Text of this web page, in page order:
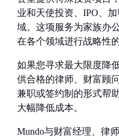
业和天使投资、 IPO 、
域。这项服务为家族办
在各个领域进行战略性
如果您寻求最大限度降
供合格的律师、财富顾
兼职或签约制的形式帮
大幅降低成本。
Mundo与财富经理、律